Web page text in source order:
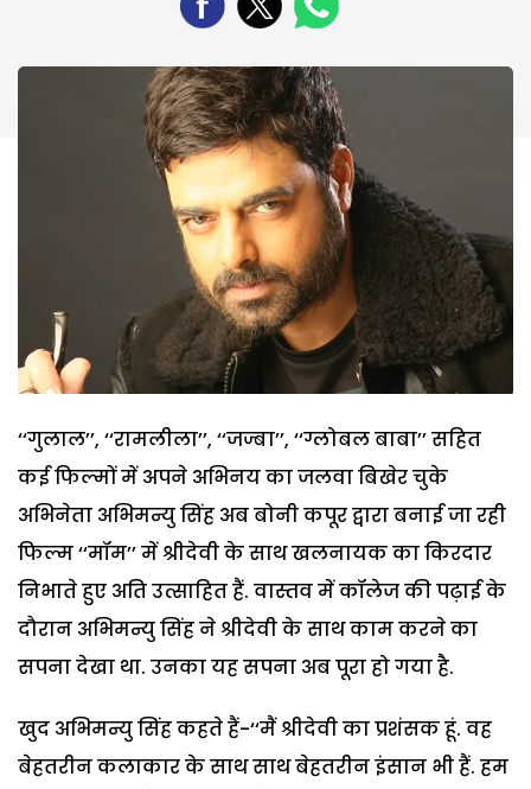
‘‘गुलाल’’, ‘‘रामलीला’’, ‘‘जज्बा’’, ‘‘ग्लोबल बाबा’’ सहित
कई फिल्मों में अपने अभिनय का जलवा बिखेर चुके
अभिनेता अभिमन्यु सिंह अब बोनी कपूर द्वारा बनाई जा रही
फिल्म ‘‘मॉम’’ में श्रीदेवी के साथ खलनायक का किरदार
निभाते हुए अति उत्साहित हैं. वास्तव में कॉलेज की पढ़ाई के
दौरान अभिमन्यु सिंह ने श्रीदेवी के साथ काम करने का
सपना देखा था. उनका यह सपना अब पूरा हो गया है.
खुद अभिमन्यु सिंह कहते हैं-‘‘मैं श्रीदेवी का प्रशंसक हूं. वह
बेहतरीन कलाकार के साथ साथ बेहतरीन इंसान भी हैं. हम